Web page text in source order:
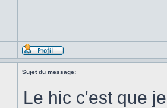
Sujet du message:
Le hic c'est que